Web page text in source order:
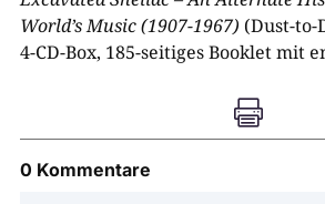
World’s Music (1907-1967) (Dust-to-
4-CD-Box, 185-seitiges Booklet mit

0 Kommentare